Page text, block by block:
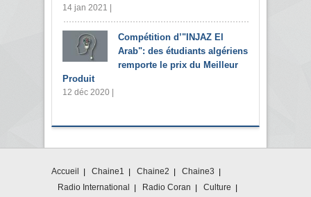
14 jan 2021 |
Compétition d’"INJAZ El
Arab": des étudiants algériens
remporte le prix du Meilleur
Produit
12 déc 2020 |
Accueil Chaine1 Chaine2
Chaine3
Radio International
Radio Coran Culture